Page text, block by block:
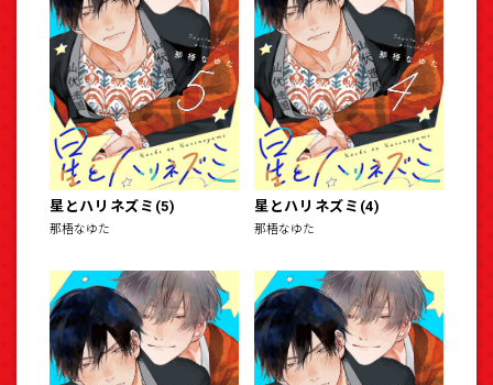
星とハリネズミ(5)
那梧なゆた
星とハリネズミ(4)
那梧なゆた